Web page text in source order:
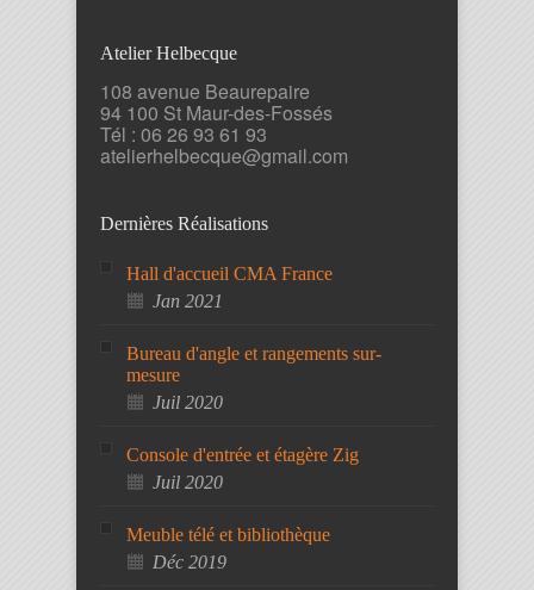
Atelier Helbecque
108 avenue Beaurepaire
94 100 St Maur-des-Fossés
Tél : 06 26 93 61 93
atelierhelbecque@gmail.com
Dernières Réalisations
Hall d'accueil CMA France
Jan 2021
Bureau d'angle et rangements sur-
mesure
Juil 2020
Console d'entrée et étagère Zig
Juil 2020
Meuble télé et bibliothèque
Déc 2019